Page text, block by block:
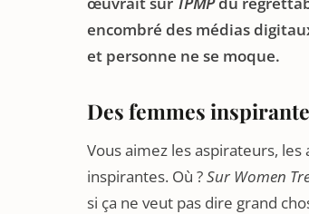
encombré des médias
et personne ne se moque.
Des femmes
Vous aimez les aspirateurs,
inspirantes. Où ?Sur Women
si ça ne veut pas dire grand